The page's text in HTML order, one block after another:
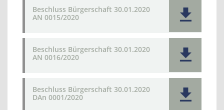
Beschluss Bürgerschaft 30.01.2020
AN 0015/2020
Beschluss Bürgerschaft 30.01.2020
AN 0016/2020
Beschluss Bürgerschaft 30.01.2020
DAn 0001/2020